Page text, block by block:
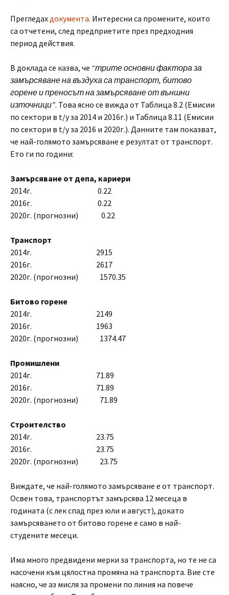
Прегледахдокумента. Интересни са промените, които
са отчетени, след предприетите през предходния
период действия.
В доклада се казва, че “трите основни фактора за
замърсяване на въздуха са транспорт, битово
горене и преносът на замърсяване от външни
източници”. Това ясно се вижда от Таблица 8.2 (Емисии
по сектори в t/y за 2014 и 2016г.) и Таблица 8.11 (Емисии
по сектори в t/y за 2016 и 2020г.). Данните там показват,
че най-голямото замърсяване е резултат от транспорт.
Ето ги по години:
Замърсяване от депа, кариери
2014г. 0.22
2016г. 0.22
2020г. (прогнозни) 0.22
Транспорт
2014г. 2915
2016г. 2617
2020г. (прогнозни) 1570.35
Битово горене
2014г. 2149
2016г. 1963
2020г. (прогнозни) 1374.47
Промишлени
2014г. 71.89
2016г. 71.89
2020г. (прогнозни) 71.89
Строителство
2014г. 23.75
2016г. 23.75
2020г. (прогнозни) 23.75
Виждате, че най-голямото замърсяване е от транспорт.
Освен това, транспортът замърсява 12 месеца в
годината (с лек спад през юли и август), докато
замърсяването от битово горене е само в най-
студените месеци.
Има много предвидени мерки за транспорта, но те не са
насочени към цялостна промяна на транспорта. Вие сте
наясно, че аз мисля за промени по линия на повече